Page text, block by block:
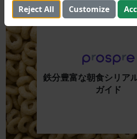
鉄分豊富な朝食シリア
ガイド
Reject All Customize